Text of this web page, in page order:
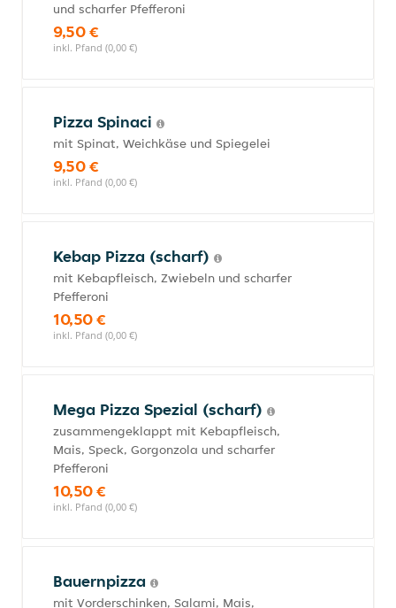
und scharfer Pfefferoni
9,50 €
inkl. Pfand (0,00 €)
Pizza Spinaci
mit Spinat, Weichkäse und Spiegelei
9,50 €
inkl. Pfand (0,00 €)
Kebap Pizza (scharf)
mit Kebapfleisch, Zwiebeln und scharfer
Pfefferoni
10,50 €
inkl. Pfand (0,00 €)
Mega Pizza Spezial (scharf)
zusammengeklappt mit Kebapfleisch,
Mais, Speck, Gorgonzola und scharfer
Pfefferoni
10,50 €
inkl. Pfand (0,00 €)
Bauernpizza
mit Vorderschinken, Salami, Mais,